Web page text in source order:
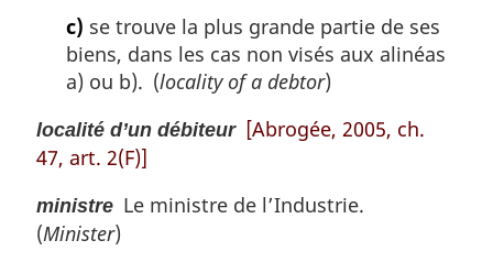
c) se trouve la plus grande partie de ses
biens, dans les cas non visés aux alinéas
a) ou b). (locality of a debtor)
localité d’un débiteur [Abrogée, 2005, ch.
47, art. 2(F)]
ministre Le ministre de l’Industrie.
(Minister)